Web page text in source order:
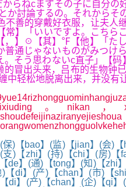
らねcまずその子に自分
討論するの。それから
善的穿戴好衣服，让夫人
】「いいですよ。こち
】☉【其】℉【他】「た
通じゃないものがみつけ
そう思わないc直子」【
出头来，吕布的生物钟
轻松地脱离出来，并没
。nikan，
】(监)【jian】(会)【
)【zhi】(持)【chi】(房)
】(通)【tong】(知)【
di】(产)【chan】(市)【
di】(产)【chan】(企)【qi